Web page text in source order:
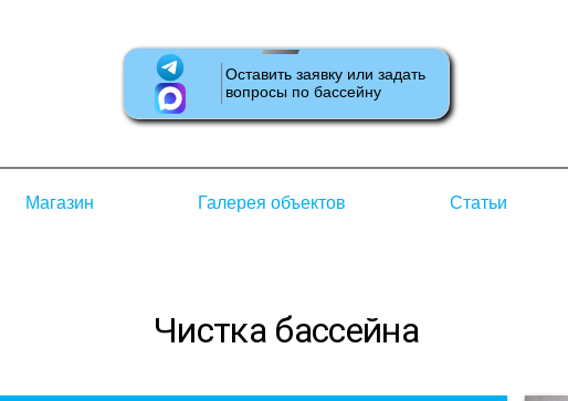
Оставить заявку или задать
вопросы по бассейну
Магазин Галерея объектов Статьи
Чистка бассейна